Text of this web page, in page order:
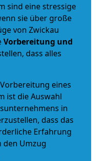
sind eine stressige
sie über große
von Zwickau
Vorbereitung und
dass alles
eines
ist die Auswahl
in
dass das
Erfahrung
Umzug